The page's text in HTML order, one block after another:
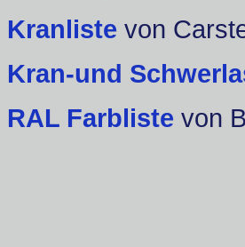
Kranliste von
Kran-und
RAL Farbliste von